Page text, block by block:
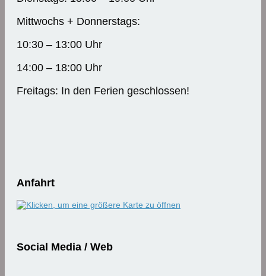
Mittwochs + Donnerstags:
10:30 – 13:00 Uhr
14:00 – 18:00 Uhr
Freitags: In den Ferien geschlossen!
Anfahrt
Social Media / Web